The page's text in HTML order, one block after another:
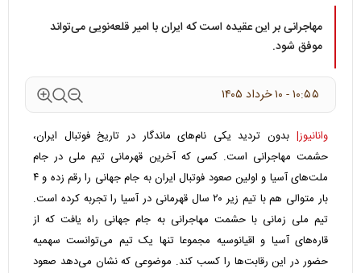
مهاجرانی بر این عقیده است که ایران با امیر قلعه‌نویی می‌تواند
موفق شود.
۱۰:۵۵ - ۱۰ خرداد ۱۴۰۵
وانانیوز| بدون تردید یکی نام‌های ماندگار در تاریخ فوتبال ایران،
حشمت مهاجرانی است. کسی که آخرین قهرمانی تیم ملی در جام
ملت‌های آسیا و اولین صعود فوتبال ایران به جام جهانی را رقم زده و ۴
بار متوالی هم با تیم زیر ۲۰ سال قهرمانی در آسیا را تجربه کرده است.
تیم ملی زمانی با حشمت مهاجرانی به جام جهانی راه یافت که از
قاره‌های آسیا و اقیانوسیه مجموعا تنها یک تیم می‌توانست سهمیه
حضور در این رقابت‌ها را کسب کند. موضوعی که نشان می‌دهد صعود